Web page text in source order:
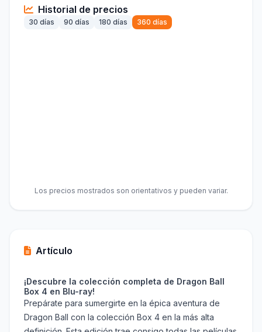
Historial de precios
30 días 90 días 180 días 360 días
Los precios mostrados son orientativos y pueden variar.
Artículo
¡Descubre la colección completa de Dragon Ball
Box 4 en Blu-ray!
Prepárate para sumergirte en la épica aventura de
Dragon Ball con la colección Box 4 en la más alta